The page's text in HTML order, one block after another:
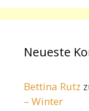
Neueste
Bettina Rutz
– Winter